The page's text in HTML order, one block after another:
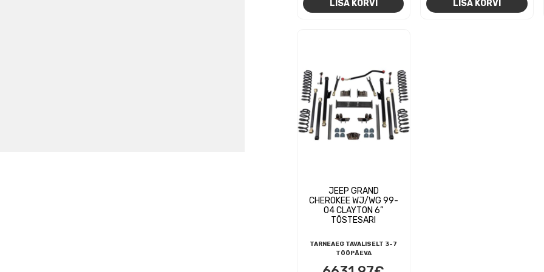
LISA KORVI LISA KORVI
JEEP GRAND
CHEROKEE WJ/WG 99-
04 CLAYTON 6”
TÕSTESARI
TARNEAEG TAVALISELT 3-7
TÖÖPÄEVA